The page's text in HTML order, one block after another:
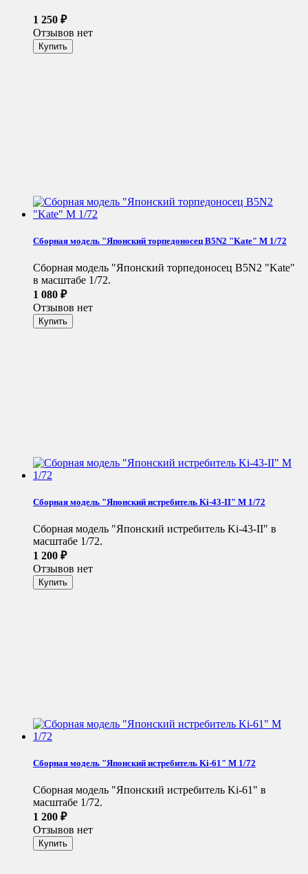
1 250 ₽
Отзывов нет
Сборная модель "Японский торпедоносец B5N2 "Kate" М 1/72
Сборная модель "Японский торпедоносец B5N2 "Kate"
в масштабе 1/72.
1 080 ₽
Отзывов нет
Сборная модель "Японский истребитель Ki-43-II" М 1/72
Сборная модель "Японский истребитель Ki-43-II" в
масштабе 1/72.
1 200 ₽
Отзывов нет
Сборная модель "Японский истребитель Ki-61" М 1/72
Сборная модель "Японский истребитель Ki-61" в
масштабе 1/72.
1 200 ₽
Отзывов нет